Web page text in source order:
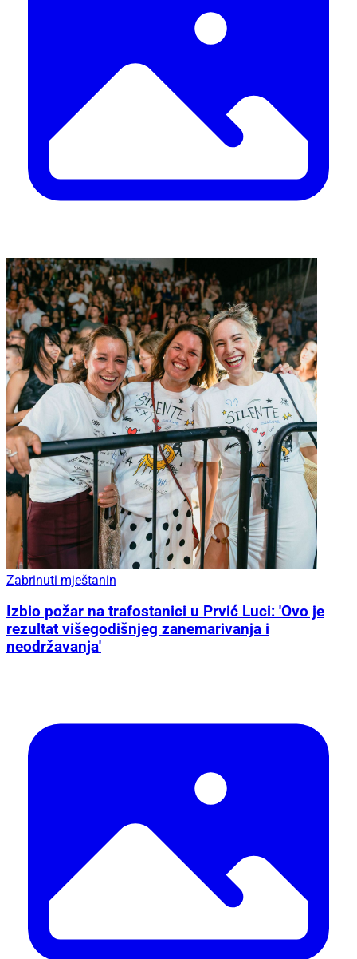
Zabrinuti mještanin
Izbio požar na trafostanici u Prvić Luci: 'Ovo je
rezultat višegodišnjeg zanemarivanja i
neodržavanja'